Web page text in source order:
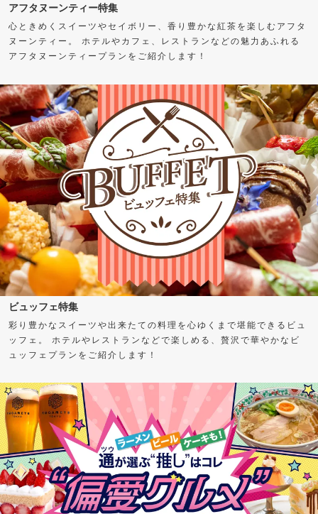
アフタヌーンティー特集
心ときめくスイーツやセイボリー、香り豊かな紅茶を楽しむアフタ
ヌーンティー。 ホテルやカフェ、レストランなどの魅力あふれる
アフタヌーンティープランをご紹介します！
ビュッフェ特集
彩り豊かなスイーツや出来たての料理を心ゆくまで堪能できるビュ
ッフェ。 ホテルやレストランなどで楽しめる、贅沢で華やかなビ
ュッフェプランをご紹介します！